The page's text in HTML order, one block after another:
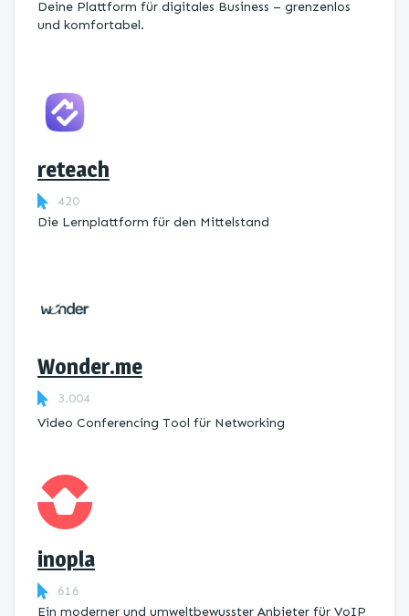
Deine Plattform für digitales Business – grenzenlos
und komfortabel.
reteach
420
Die Lernplattform ​für den Mittelstand
Wonder.me
3.004
Video Conferencing Tool für Networking
inopla
616
Ein moderner und umweltbewusster Anbieter für VoIP